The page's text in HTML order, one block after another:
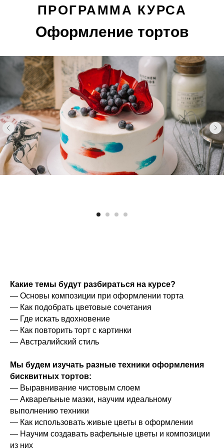
ПРОГРАММА КУРСА
Оформление тортов
Какие темы будут разбираться на курсе?
— Основы композиции при оформлении торта
— Как подобрать цветовые сочетания
— Где искать вдохновение
— Как повторить торт с картинки
— Австралийский стиль
Мы будем изучать разные техники оформления
бисквитных тортов:
— Выравнивание чистовым слоем
— Акварельные мазки, научим идеальному
выполнению техники
— Как использовать живые цветы в оформлении
— Научим создавать вафельные цветы и композиции
из них